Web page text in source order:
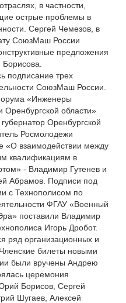
в частности,
острые проблемы в
Сергей Чемезов, в
СоюзМаш России
предложения
Борисова.
подписание трех
СоюзМаш России.
«Инженеры
Оренбургской области»
Оренбургской
Росмолодежи
«О взаимодействии между
квалификациям в
- Владимир Гутенев и
Абрамов. Подписи под
с Технополисом по
ФГАУ «Военный
поставили Владимир
Игорь Дробот.
ряд организационных и
билеты новыми
были вручены Андрею
церемония
Борисов, Сергей
Шугаев, Алексей